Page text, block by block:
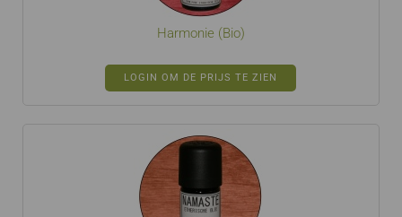
Harmonie (Bio)
LOGIN OM DE PRIJS TE ZIEN